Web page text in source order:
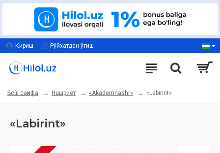
Кириш Рўйхатдан ўтиш
Бош саҳифа Нашриёт «Akademnashr» «Labirint»
«Labirint»